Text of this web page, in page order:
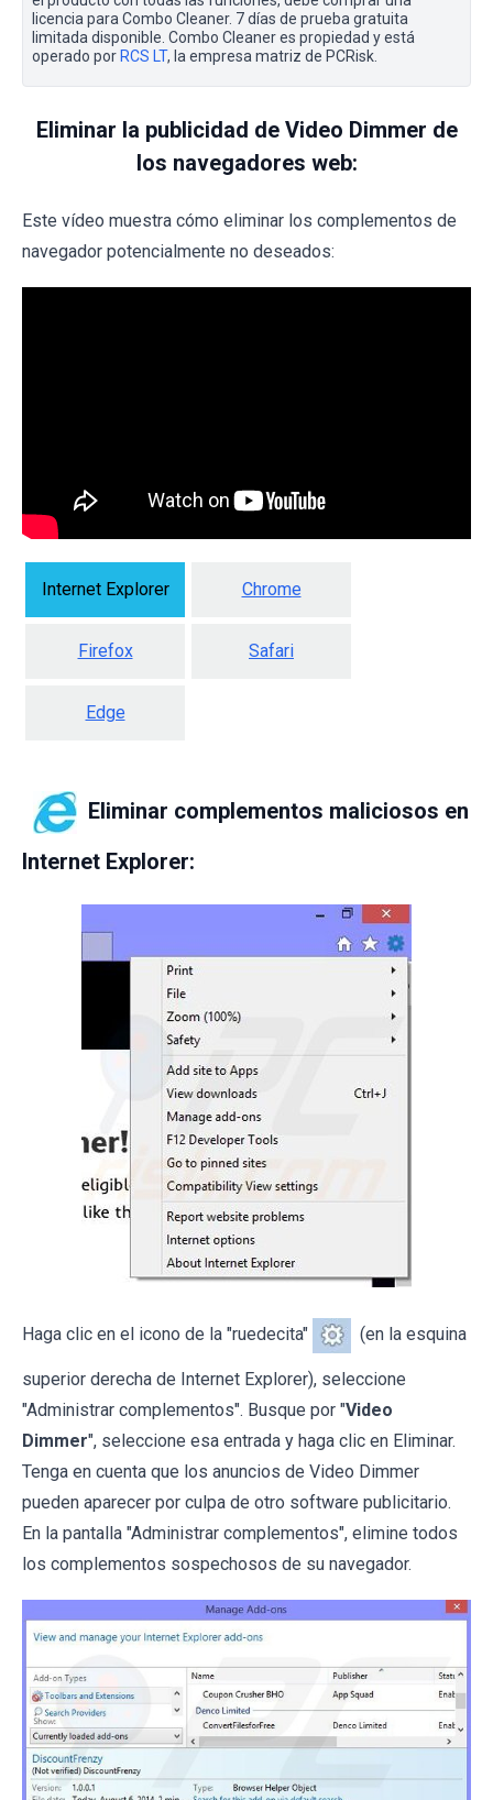
licencia para Combo Cleaner. 7 días de prueba gratuita
limitada disponible. Combo Cleaner es propiedad y está
operado por RCS LT, la empresa matriz de PCRisk.
Eliminar la publicidad de Video Dimmer de
los navegadores web:
Este vídeo muestra cómo eliminar los complementos de
navegador potencialmente no deseados:
Internet Explorer Chrome
Firefox Safari
Edge
Eliminar complementos maliciosos en
Internet Explorer:
Haga clic en el icono de la "ruedecita" (en la esquina
superior derecha de Internet Explorer), seleccione
"Administrar complementos". Busque por "Video
Dimmer", seleccione esa entrada y haga clic en Eliminar.
Tenga en cuenta que los anuncios de Video Dimmer
pueden aparecer por culpa de otro software publicitario.
En la pantalla "Administrar complementos", elimine todos
los complementos sospechosos de su navegador.